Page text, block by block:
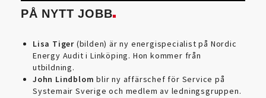
PÅ NYTT JOBB
Lisa Tiger (bilden) är ny energispecialist på Nordic
Energy Audit i Linköping. Hon kommer från
utbildning.
John Lindblom blir ny affärschef för Service på
Systemair Sverige och medlem av ledningsgruppen.